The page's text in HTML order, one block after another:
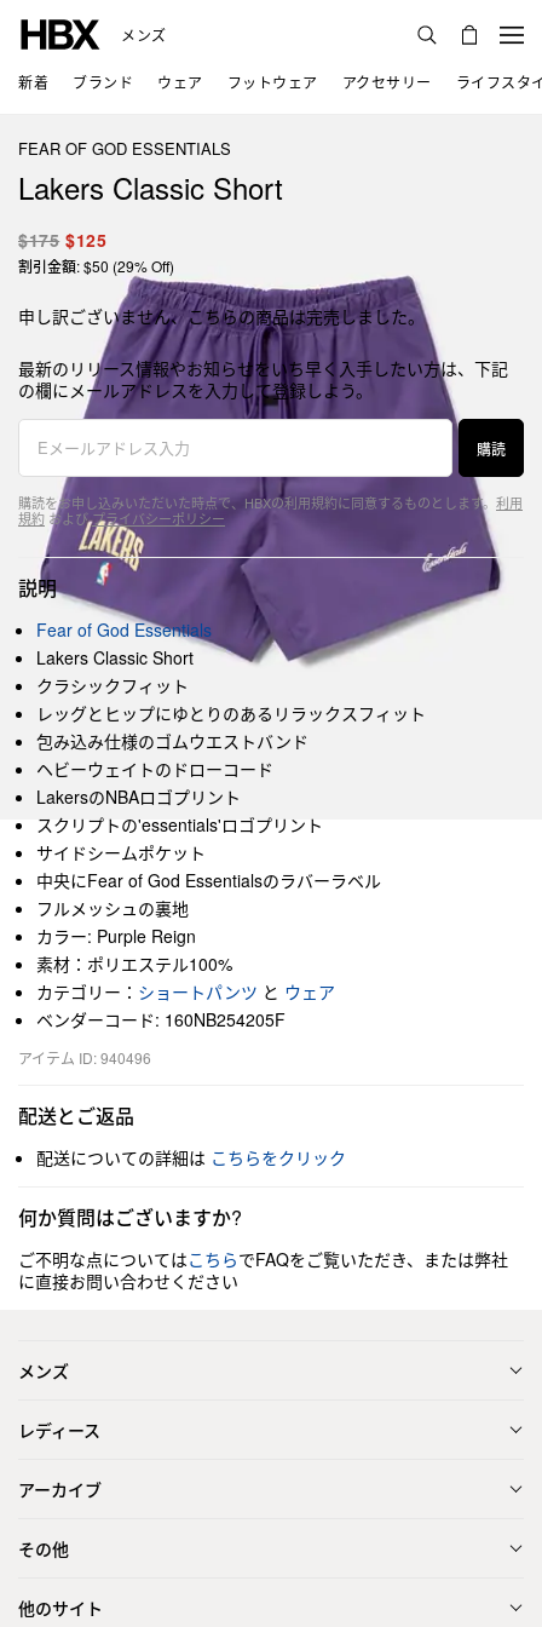
メンズ
新着 ブランド ウェア フットウェア アクセサリー ライフスタ
FEAR OF GOD ESSENTIALS
Lakers Classic Short
$175 $125
割引金額: $50 (29% Off)
申し訳ございません、こちらの商品は完売しました。
最新のリリース情報やお知らせをいち早く入手したい方は、下記
の欄にメールアドレスを入力して登録しよう。
購読
購読をお申し込みいただいた時点で、HBXの利用規約に同意するものとします。 利用
規約 およびプライバシーポリシー
説明
Fear of God Essentials
Lakers Classic Short
クラシックフィット
レッグとヒップにゆとりのあるリラックスフィット
包み込み仕様のゴムウエストバンド
ヘビーウェイトのドローコード
LakersのNBAロゴプリント
スクリプトの'essentials'ロゴプリント
サイドシームポケット
中央にFear of God Essentialsのラバーラベル
フルメッシュの裏地
カラー: Purple Reign
素材：ポリエステル100%
カテゴリー： ショートパンツ と ウェア
ベンダーコード: 160NB254205F
アイテム ID: 940496
配送とご返品
配送についての詳細は こちらをクリック
何か質問はございますか?
ご不明な点についてはこちらでFAQをご覧いただき、または弊社
に直接お問い合わせください
メンズ
レディース
アーカイブ
その他
他のサイト